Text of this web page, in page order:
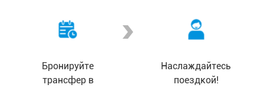
Бронируйте
трансфер в
Наслаждайтесь
поездкой!